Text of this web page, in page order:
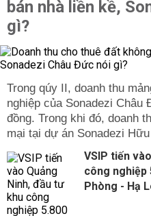
bán nhà liền kề,
gì?
Trong qúy II, doanh thu
nghiệp của Sonadezi
đồng. Trong khi đó, doanh
mại tại dự án Sonadezi
VSIP tiến
công nghiệp
Phòng - Hạ